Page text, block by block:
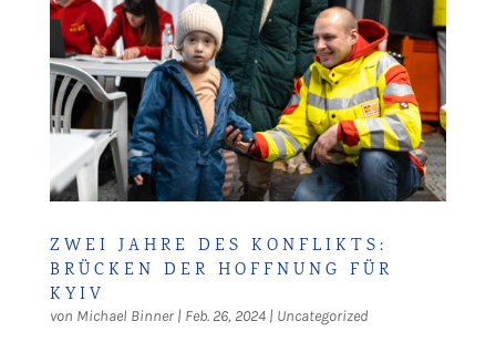
ZWEI JAHRE DES KONFLIKTS:
BRÜCKEN DER HOFFNUNG FÜR
KYIV
von Michael Binner| Feb. 26, 2024| Uncategorized